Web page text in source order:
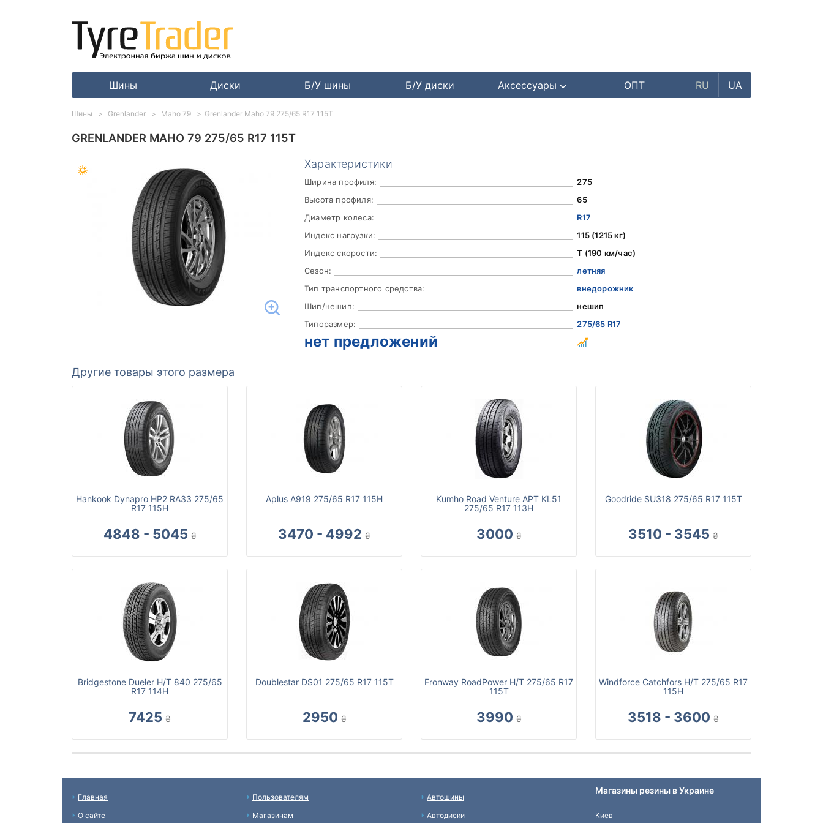
Шины Диски Б/У шины Б/У диски Аксессуары ОПТ RU UA
GRENLANDER MAHO 79 275/65 R17 115T
Характеристики
Ширина профиля:
275
Высота профиля:
65
Диаметр колеса:
R17
Индекс нагрузки:
115 (1215 кг)
Индекс скорости:
T (190 км/час)
Сезон:
летняя
Тип транспортного средства:
внедорожник
Шип/нешип:
нешип
Типоразмер:
275/65 R17
нет предложений
Другие товары этого размера
Hankook Dynapro HP2 RA33 275/65
R17 115H
4848 - 5045 ₴
Aplus A919 275/65 R17 115H
3470 - 4992 ₴
Kumho Road Venture APT KL51
275/65 R17 113H
3000 ₴
Goodride SU318 275/65 R17 115T
3510 - 3545 ₴
Bridgestone Dueler H/T 840 275/65
R17 114H
7425 ₴
Doublestar DS01 275/65 R17 115T
2950 ₴
Fronway RoadPower H/T 275/65 R17
115T
3990 ₴
Windforce Catchfors H/T 275/65 R17
115H
3518 - 3600 ₴
Шины Grenlander Maho 79 Grenlander Maho 79 275/65 R17 115T
Главная
О сайте
Пользователям
Магазинам
Автошины
Автодиски
Магазины резины в Украине
Киев